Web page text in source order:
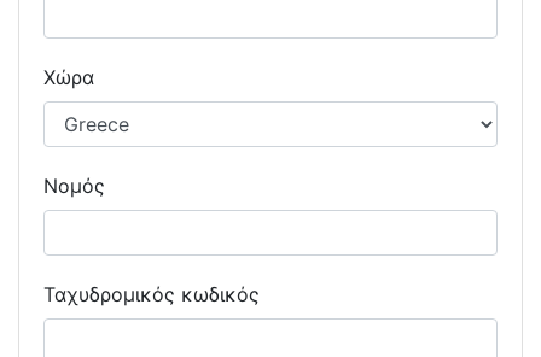
Χώρα
Νομός
Ταχυδρομικός κωδικός